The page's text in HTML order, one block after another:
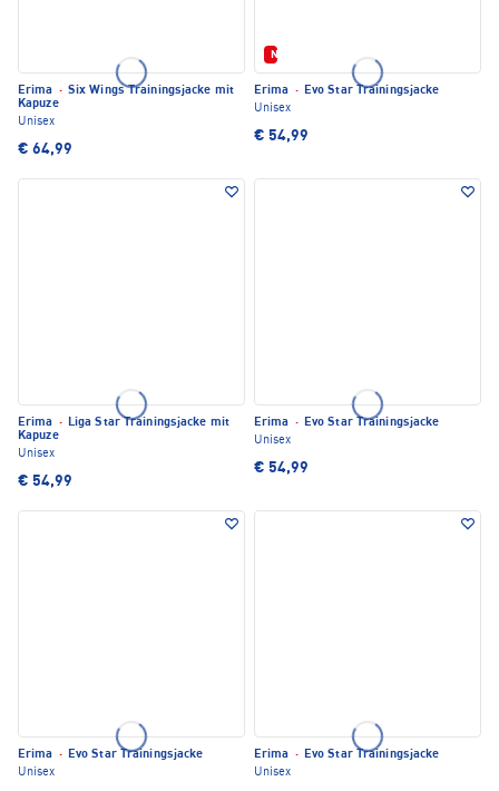
Erima · Six Wings Trainingsjacke mit
Kapuze
Unisex
€ 64,99
Neu
Erima · Evo Star Trainingsjacke
Unisex
€ 54,99
Erima · Liga Star Trainingsjacke mit
Kapuze
Unisex
€ 54,99
Erima · Evo Star Trainingsjacke
Unisex
€ 54,99
Erima · Evo Star Trainingsjacke
Unisex
Erima · Evo Star Trainingsjacke
Unisex